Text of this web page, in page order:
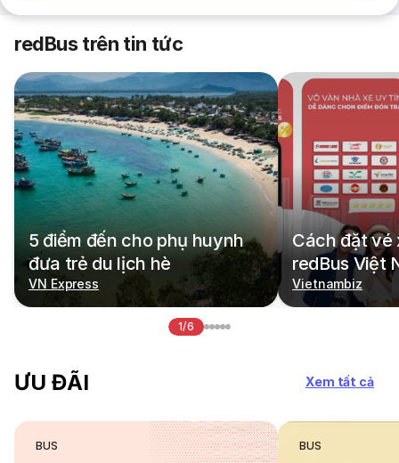
redBus trên tin tức
5 điểm đến cho phụ huynh
đưa trẻ du lịch hè
VN Express
Cách đặt vé
redBus Việt
Vietnambiz
1/6
ƯU ĐÃI Xem tất cả
BUS BUS